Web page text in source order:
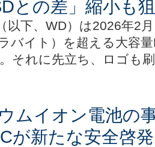
との差」縮小も
以下、WD）は2026年2
バイト）を超える大容
それに先立ち、ロゴも
ムイオン電池の
が新たな安全啓